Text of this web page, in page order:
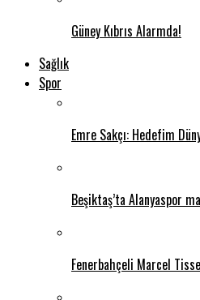
Güney Kıbrıs Alarmda!
Sağlık
Spor
Emre Sakçı: Hedefim
Beşiktaş’ta Alanyaspor
Fenerbahçeli Marcel